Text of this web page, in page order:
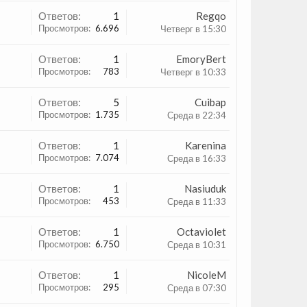
Ответов: 1
Просмотров: 6.696
Regqo
Четверг в 15:30
Ответов: 1
Просмотров: 783
EmoryBert
Четверг в 10:33
Ответов: 5
Просмотров: 1.735
Cuibap
Среда в 22:34
Ответов: 1
Просмотров: 7.074
Karenina
Среда в 16:33
Ответов: 1
Просмотров: 453
Nasiuduk
Среда в 11:33
Ответов: 1
Просмотров: 6.750
Octaviolet
Среда в 10:31
Ответов: 1
Просмотров: 295
NicoleM
Среда в 07:30